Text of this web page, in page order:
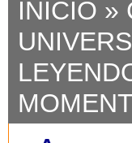
INICIO »